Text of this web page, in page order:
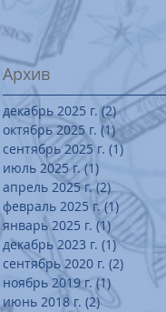
Архив
декабрь 2025 г. (2)2 поста
октябрь 2025 г. (1)1 пост
сентябрь 2025 г. (1)1 пост
июль 2025 г. (1)
апрель 2025 г. (2)2 поста
февраль 2025 г. (1)1 пост
январь 2025 г. (1) 1 пост
декабрь 2023 г. (1)1 пост
сентябрь 2020 г. (2) 2 поста
ноябрь 2019 г. (1)1 пост
июнь 2018 г. (2)2 поста